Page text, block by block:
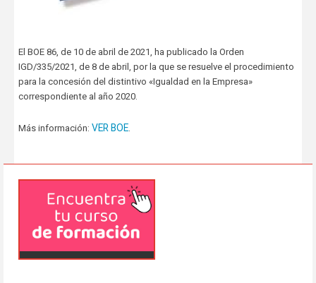
El BOE 86, de 10 de abril de 2021, ha publicado la Orden
IGD/335/2021, de 8 de abril, por la que se resuelve el procedimiento
para la concesión del distintivo «Igualdad en la Empresa»
correspondiente al año 2020.
Más información: VER BOE.